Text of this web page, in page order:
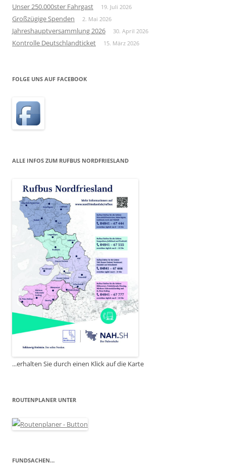
Unser 250.000ster Fahrgast 19. Juli 2026
Großzügige Spenden 2. Mai 2026
Jahreshauptversammlung 2026 30. April 2026
Kontrolle Deutschlandticket 15. März 2026
FOLGE UNS AUF FACEBOOK
ALLE INFOS ZUM RUFBUS NORDFRIESLAND
...erhalten Sie durch einen Klick auf die Karte
ROUTENPLANER UNTER
FUNDSACHEN…